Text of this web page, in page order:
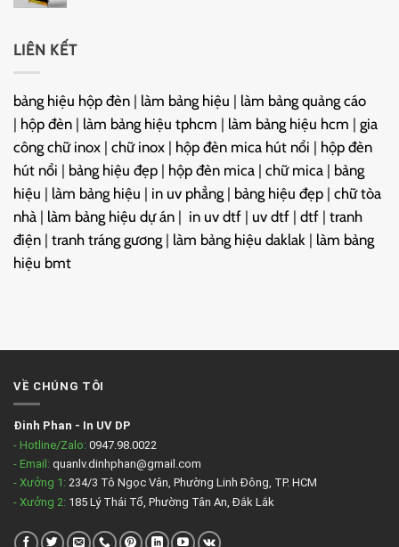
LIÊN KẾT
bảng hiệu hộp đèn | làm bảng hiệu | làm bảng quảng cáo
| hộp đèn | làm bảng hiệu tphcm | làm bảng hiệu hcm | gia
công chữ inox | chữ inox | hộp đèn mica hút nổi | hộp đèn
hút nổi | bảng hiệu đẹp | hộp đèn mica | chữ mica | bảng
hiệu | làm bảng hiệu | in uv phẳng | bảng hiệu đẹp | chữ tòa
nhà | làm bảng hiệu dự án | in uv dtf | uv dtf | dtf | tranh
điện | tranh tráng gương | làm bảng hiệu daklak | làm bảng
hiệu bmt
VỀ CHÚNG TÔI
Đinh Phan - In UV DP
- Hotline/Zalo: 0947.98.0022
- Email: quanlv.dinhphan@gmail.com
- Xưởng 1: 234/3 Tô Ngọc Vân, Phường Linh Đông, TP. HCM
- Xưởng 2: 185 Lý Thái Tổ, Phường Tân An, Đắk Lắk